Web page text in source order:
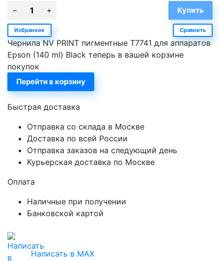
Избранное Сравнить
Чернила NV PRINT пигментные T7741 для аппаратов
Epson (140 ml) Black теперь в вашей корзине
покупок
Перейти в корзину
Быстрая доставка
Отправка со склада в Москве
Доставка по всей России
Отправка заказов на следующий день
Курьерская доставка по Москве
Оплата
Наличные при получении
Банковской картой
Написать в MAX